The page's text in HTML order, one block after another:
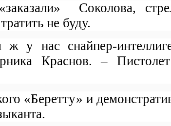
«заказали»
Соколова,
не буду.
у нас снайпер-
Краснов. –
«Беретту» и